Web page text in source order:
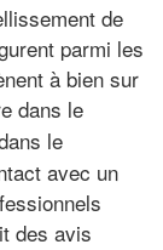
de
parmi les
à bien sur
dans le
le
avec un
des avis